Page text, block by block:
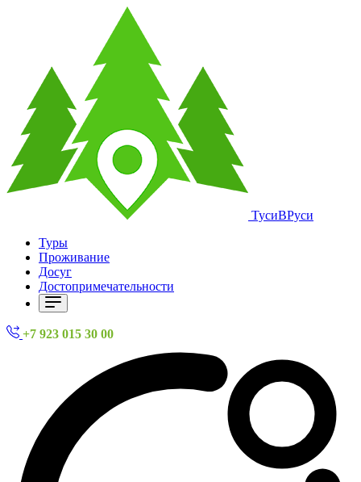
ТусиВРуси
Туры
Проживание
Досуг
Достопримечательности
+7 923 015 30 00